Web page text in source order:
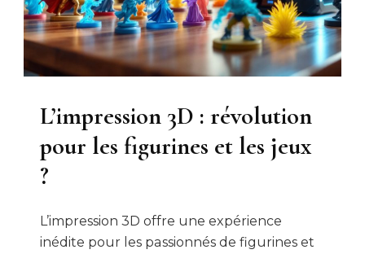
L’impression 3D : révolution
pour les figurines et les jeux
?
L’impression 3D offre une expérience
inédite pour les passionnés de figurines et